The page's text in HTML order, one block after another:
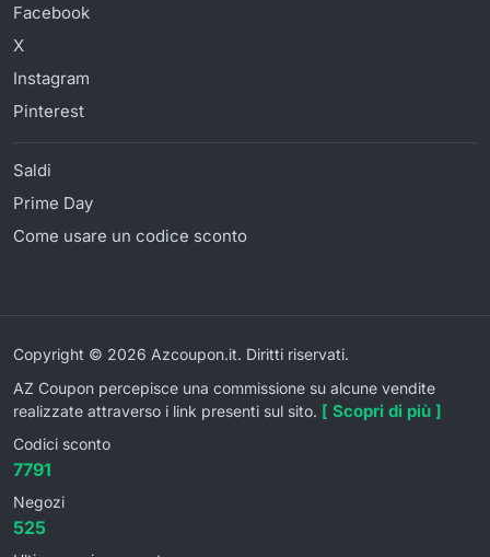
Facebook
X
Instagram
Pinterest
Saldi
Prime Day
Come usare un codice sconto
Copyright © 2026 Azcoupon.it. Diritti riservati.
AZ Coupon percepisce una commissione su alcune vendite
realizzate attraverso i link presenti sul sito. [ Scopri di più ]
Codici sconto
7791
Negozi
525